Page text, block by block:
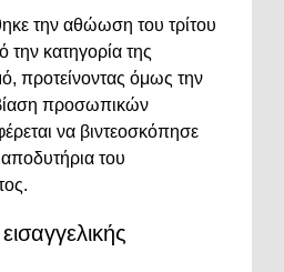
την αθώωση του τρίτου
κατηγορία της
προτείνοντας όμως την
προσωπικών
να βιντεοσκόπησε
του